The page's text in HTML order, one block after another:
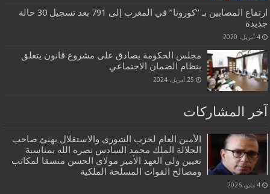
ارتفاع المصابين بـ “كورونا” في المغرب إلى 791 بعد تسجيل 30 حالة
جديدة
4 أبريل، 2020
مجلس الحكومة يصادق على مشروع قانون يتعلق
بنظام الضمان الاجتماعي
25 أبريل، 2024
آخر المشاركات
الأمين العام لحزب الشورى والاستقلال يهنئ صاحب
الجلالة الملك محمد السادس نصره الله بمناسبة
تعيين ولي العهد الأمير مولاي الحسن منسقا لمكاتب
ومصالح القوات المسلحة الملكية
4 مايو، 2026